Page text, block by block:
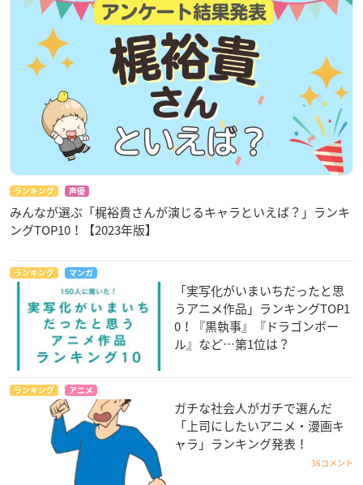
ランキング 声優
みんなが選ぶ「梶裕貴さんが演じるキャラといえば？」ランキ
ングTOP10！【2023年版】
ランキング マンガ
「実写化がいまいちだったと思
うアニメ作品」ランキングTOP1
0！『黒執事』『ドラゴンボー
ル』など…第1位は？
ランキング アニメ
ガチな社会人がガチで選んだ
「上司にしたいアニメ・漫画キ
ャラ」ランキング発表！
36コメント